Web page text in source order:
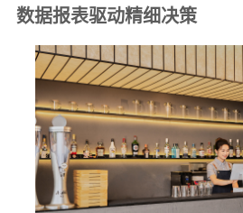
数据报表驱动精细决策